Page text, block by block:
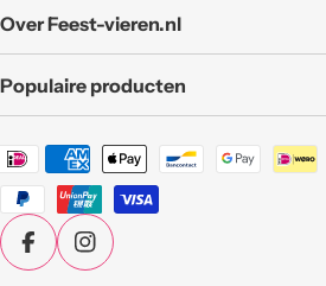
Over Feest-vieren.nl
Populaire producten
Betaalmethoden
FacebookInstagram